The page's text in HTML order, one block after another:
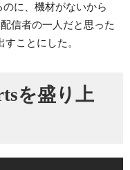
に、機材がないから
信者の一人だと思った
ことにした。
を盛り上